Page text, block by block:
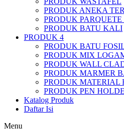
PRODUK ANEKA
PRODUK
PRODUK BATU KALI
PRODUK 4
PRODUK BATU
PRODUK MIX
PRODUK WALL
PRODUK MARMER
PRODUK MATERIAL
PRODUK PEN
Katalog Produk
Daftar Isi
Menu